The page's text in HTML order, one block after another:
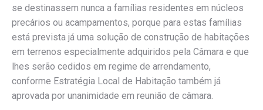
se destinassem nunca a famílias residentes em núcleos
precários ou acampamentos, porque para estas famílias
está prevista já uma solução de construção de habitações
em terrenos especialmente adquiridos pela Câmara e que
lhes serão cedidos em regime de arrendamento,
conforme Estratégia Local de Habitação também já
aprovada por unanimidade em reunião de câmara.